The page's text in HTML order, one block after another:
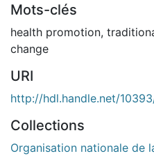
Mots-clés
health promotion,
change
URI
http://hdl.handle.net/
Collections
Organisation nationale de